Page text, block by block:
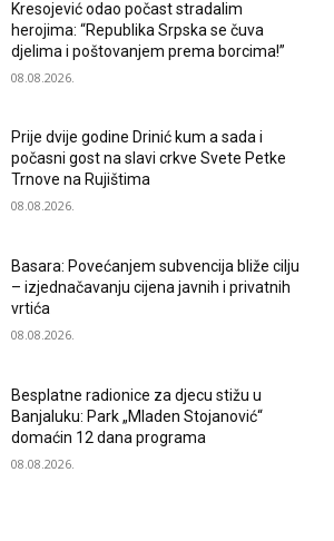
Kresojević odao počast stradalim
herojima: “Republika Srpska se čuva
djelima i poštovanjem prema borcima!”
08.08.2026.
Prije dvije godine Drinić kum a sada i
počasni gost na slavi crkve Svete Petke
Trnove na Rujištima
08.08.2026.
Basara: Povećanjem subvencija bliže cilju
– izjednačavanju cijena javnih i privatnih
vrtića
08.08.2026.
Besplatne radionice za djecu stižu u
Banjaluku: Park „Mladen Stojanović“
domaćin 12 dana programa
08.08.2026.